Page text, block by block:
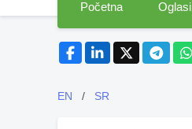
Početna Oglasi
EN / SR